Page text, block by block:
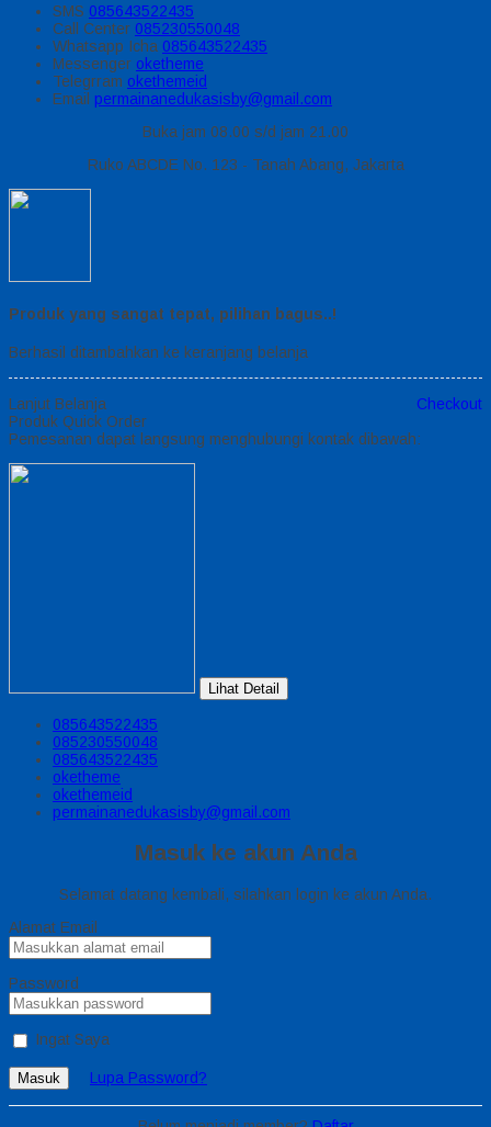
SMS 085643522435
Call Center 085230550048
Whatsapp Icha 085643522435
Messenger oketheme
Telegrram okethemeid
Email permainanedukasisby@gmail.com
Buka jam 08.00 s/d jam 21.00
Ruko ABCDE No. 123 - Tanah Abang, Jakarta
Produk yang sangat tepat, pilihan bagus..!
Berhasil ditambahkan ke keranjang belanja
Lanjut Belanja
Checkout
Produk Quick Order
Pemesanan dapat langsung menghubungi kontak dibawah:
Lihat Detail
085643522435
085230550048
085643522435
oketheme
okethemeid
permainanedukasisby@gmail.com
Masuk ke akun Anda
Selamat datang kembali, silahkan login ke akun Anda.
Alamat Email
Password
Ingat Saya
Masuk Lupa Password?